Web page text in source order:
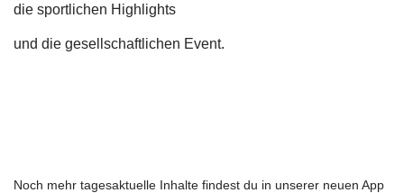
die sportlichen Highlights
und die gesellschaftlichen Event.
Noch mehr tagesaktuelle Inhalte findest du in unserer neuen App